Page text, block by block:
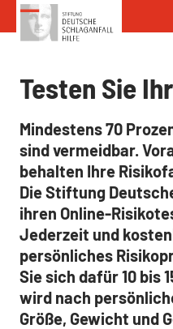
Zum Inhalt springen
Testen Sie
Mindestens 70
sind vermeidbar.
behalten Ihre
Die Stiftung
ihren Online-
Jederzeit und
persönliches
Sie sich dafür 10 bis
wird nach
Größe, Gewicht und